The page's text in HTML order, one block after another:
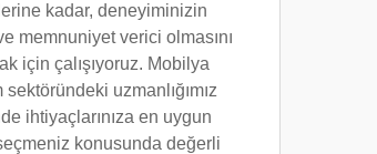
kadar, deneyiminizin
memnuniyet verici olmasını
için çalışıyoruz. Mobilya
sektöründeki uzmanlığımız
ihtiyaçlarınıza en uygun
konusunda değerli